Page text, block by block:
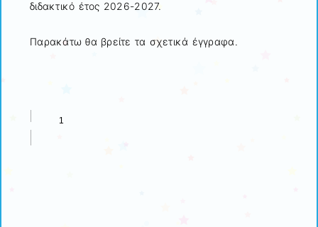
διδακτικό έτος 2026-2027.
Παρακάτω θα βρείτε τα σχετικά έγγραφα.